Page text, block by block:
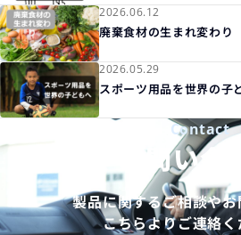
2026.06.12
廃棄食材の生まれ変わり
2026.05.29
スポーツ用品を世界の子
Contact
お問い
製品に関するご相談や
こちらよりご連絡